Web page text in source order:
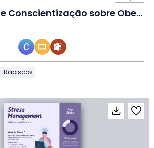
Infográfico de Conscientização sobre Obesidade em Slides
Rabiscos